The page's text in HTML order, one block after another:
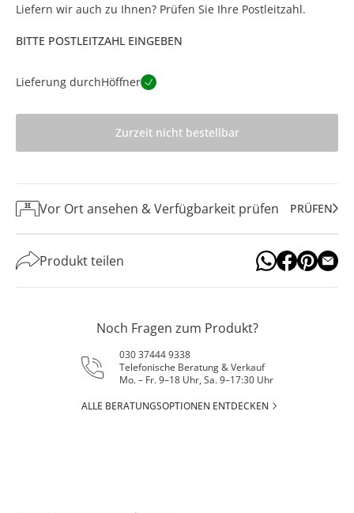
Liefern wir auch zu Ihnen? Prüfen Sie Ihre Postleitzahl.
BITTE POSTLEITZAHL EINGEBEN
Lieferung durchHöffner
Zurzeit nicht bestellbar
Vor Ort ansehen & Verfügbarkeit prüfen PRÜFEN
Produkt teilen
Noch Fragen zum Produkt?
030 37444 9338
Telefonische Beratung & Verkauf
Mo. – Fr. 9–18 Uhr, Sa. 9–17:30 Uhr
ALLE BERATUNGSOPTIONEN ENTDECKEN